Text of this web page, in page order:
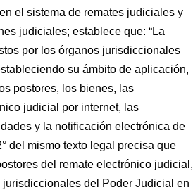
el sistema de remates judiciales y
judiciales; establece que: “La
por los órganos jurisdiccionales
su ámbito de aplicación,
postores, los bienes, las
judicial por internet, las
y la notificación electrónica de
del mismo texto legal precisa que
del remate electrónico judicial,
del Poder Judicial en